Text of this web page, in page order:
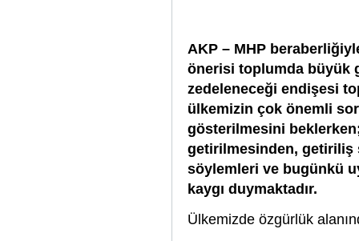
AKP – MHP
önerisi toplumda büyük
zedeleneceği endişesi
ülkemizin çok önemli
gösterilmesini
getirilmesinden, getiriliş
söylemleri ve bugünkü
kaygı duymaktadır.
Ülkemizde özgürlük